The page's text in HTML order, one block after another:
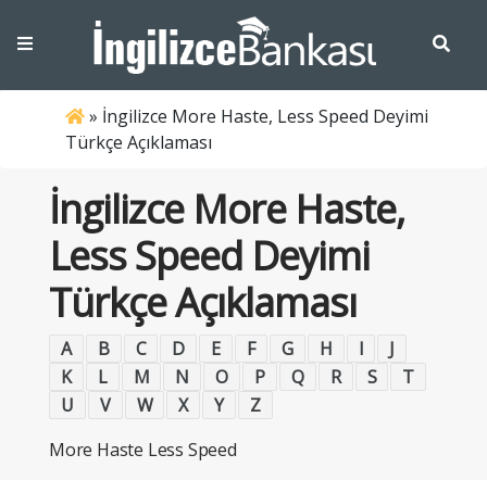
» İngilizce More Haste, Less Speed Deyimi
Türkçe Açıklaması
İngilizce More Haste,
Less Speed Deyimi
Türkçe Açıklaması
A B C D E F G H I
J
K
L M N O P Q R S
T
U
V W X Y
Z
More Haste Less Speed